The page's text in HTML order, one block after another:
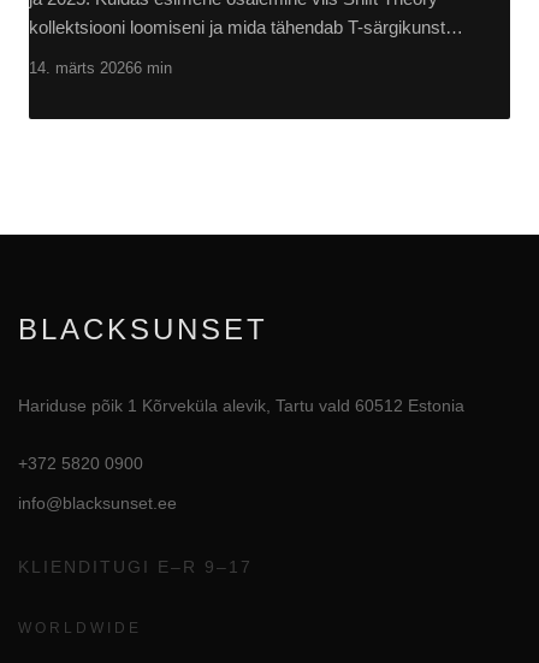
kollektsiooni loomiseni ja mida tähendab T-särgikunst…
14. märts 20266 min
BLACKSUNSET
Hariduse põik 1 Kõrveküla alevik, Tartu vald 60512 Estonia
+372 5820 0900
info@blacksunset.ee
KLIENDITUGI E–R 9–17
WORLDWIDE